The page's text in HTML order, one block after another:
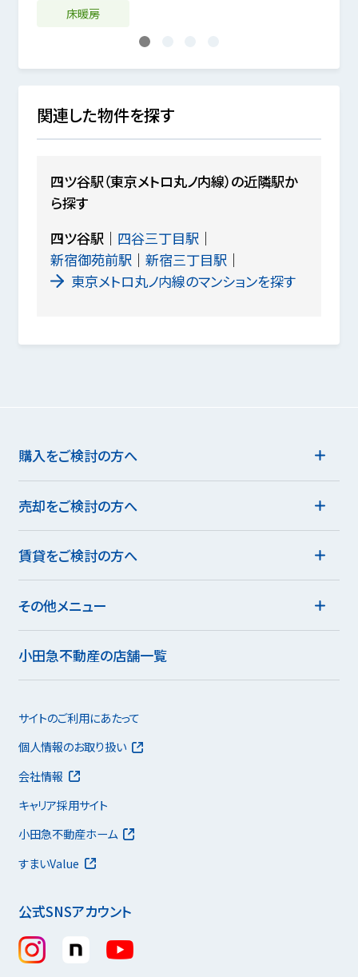
床暖房
1
関連した物件を探す
四ツ谷駅（東京メトロ丸ノ内線）の近隣駅か
ら探す
四ツ谷駅
四谷三丁目駅
新宿御苑前駅
新宿三丁目駅
東京メトロ丸ノ内線のマンションを探す
購入をご検討の方へ
売却をご検討の方へ
賃貸をご検討の方へ
その他メニュー
小田急不動産の店舗一覧
公式SNSアカウント
サイトのご利用にあたって
個人情報のお取り扱い
会社情報
キャリア採用サイト
小田急不動産ホーム
すまいValue